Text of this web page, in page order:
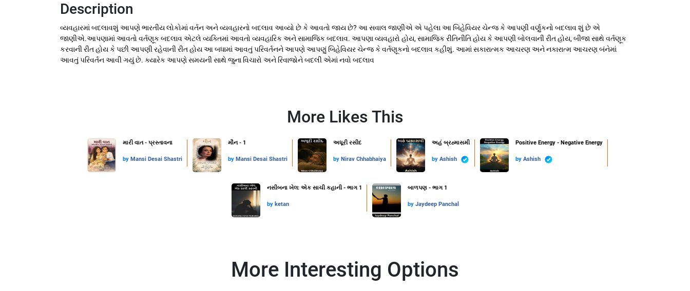
Description
વ્યવહારમાં બદલાવશું આપણે ભારતીય લોકોમાં વર્તન અને વ્યવહારનો બદલાવ આવ્યો છે કે આવતો જાય છે? આ સવાલ જાણીએ એ પહેલા આ બિહેવિયર ચેન્જ કે આપણી વર્ણુકનો બદલાવ શું છે એ
જાણીએ.આપણામાં આવતો વર્તણૂક બદલાવ એટલે વ્યક્તિમાં આવતો વ્યવહારિક અને સામાજિક બદલાવ. આપણા વ્યવહારો હોય, સામાજિક રીતિનીતિ હોય કે આપણી બોલવાની રીત હોય, બીજા સાથે વર્તણૂક
કરવાની રીત હોય કે પછી આપણી રહેવાની રીત હોય આ બધામાં આવતું પરિવર્તનને આપણે આપણું બિહેવિયર ચેન્જ કે વર્તણૂકનો બદલાવ કહીશું. આમાં સકારાત્મક આચરણ અને નકારાત્મ આચરણ બંનેમાં
આવતું પરિવર્તન આવી ગયું છે. ક્યારેક આપણે સમયની સાથે જુના વિચારો અને રિવાજોને બદલી એમાં નવો બદલાવ
More Likes This
મારી વાત - પ્રસ્તાવના
by Mansi Desai Shastri
મૌન - 1
by Mansi Desai Shastri
અધૂરી રસીદ
by Nirav Chhabhaiya
અહં બ્રહ્માસમી
by Ashish
Positive Energy - Negative Energy
by Ashish
નસીબના ખેલ: એક સાચી કહાની - ભાગ 1
by ketan
બાળપણ - ભાગ 1
by Jaydeep Panchal
More Interesting Options